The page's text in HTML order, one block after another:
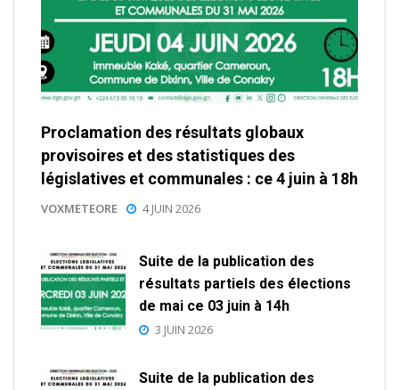
Proclamation des résultats globaux
provisoires et des statistiques des
législatives et communales : ce 4 juin à 18h
VOXMETEORE 4 JUIN 2026
Suite de la publication des
résultats partiels des élections
de mai ce 03 juin à 14h
3 JUIN 2026
Suite de la publication des